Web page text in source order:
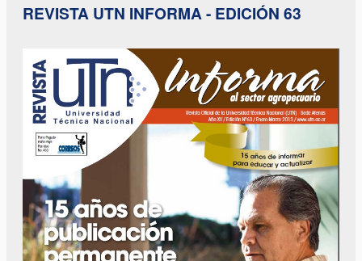
REVISTA UTN INFORMA - EDICIÓN 63